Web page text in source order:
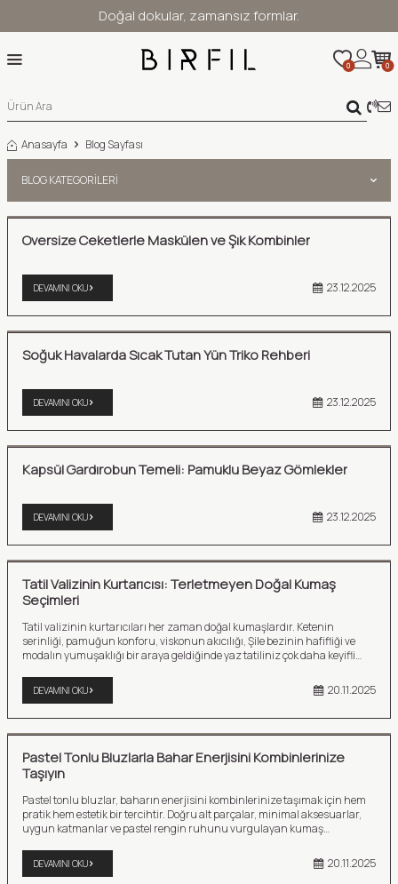
Doğal dokular, zamansız formlar.
0 0
Anasayfa Blog Sayfası
BLOG KATEGORILERI
Oversize Ceketlerle Maskülen ve Şık Kombinler
DEVAMINI OKU 23.12.2025
Soğuk Havalarda Sıcak Tutan Yün Triko Rehberi
DEVAMINI OKU 23.12.2025
Kapsül Gardırobun Temeli: Pamuklu Beyaz Gömlekler
DEVAMINI OKU 23.12.2025
Tatil Valizinin Kurtarıcısı: Terletmeyen Doğal Kumaş
Seçimleri
Tatil valizinin kurtarıcıları her zaman doğal kumaşlardır. Ketenin
serinliği, pamuğun konforu, viskonun akıcılığı, Şile bezinin hafifliği ve
modalın yumuşaklığı bir araya geldiğinde yaz tatiliniz çok daha keyifli
hazırlarken mutlaka bu doğal kumaşlara yer açmalısınız.
DEVAMINI OKU 20.11.2025
Pastel Tonlu Bluzlarla Bahar Enerjisini Kombinlerinize
Taşıyın
Pastel tonlu bluzlar, baharın enerjisini kombinlerinize taşımak için hem
pratik hem estetik bir tercihtir. Doğru alt parçalar, minimal aksesuarlar,
uygun katmanlar ve pastel rengin ruhunu vurgulayan kumaş
zarif tonlar, gardırobunuza hem hafiflik hem modernlik katar.
DEVAMINI OKU 20.11.2025